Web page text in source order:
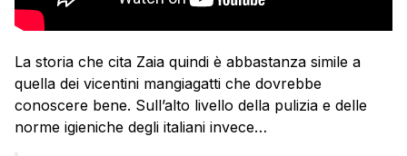
La storia che cita Zaia quindi è abbastanza simile a
quella dei vicentini mangiagatti che dovrebbe
conoscere bene. Sull’alto livello della pulizia e delle
norme igieniche degli italiani invece…